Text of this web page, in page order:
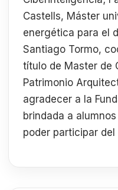
Castells, Máster
energética para el
Santiago Tormo,
título de Master de
Patrimonio
agradecer a la
brindada a
poder participar del